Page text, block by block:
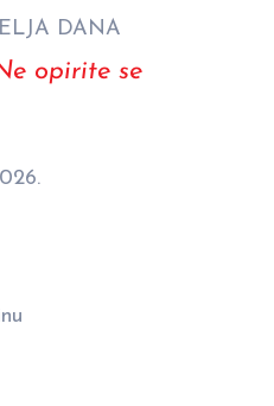
DANA
opirite se